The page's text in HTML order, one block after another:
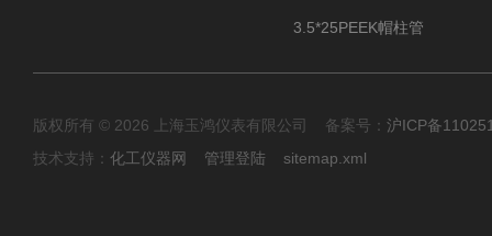
3.5*25PEEK帽柱管
版权所有 © 2026 上海玉鸿仪表有限公司 备案号： 沪ICP备
技术支持： 化工仪器网 管理登陆 sitemap.xml